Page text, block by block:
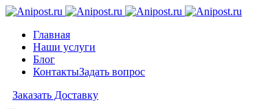
Главная
Наши услуги
Блог
КонтактыЗадать вопрос
Заказать Доставку